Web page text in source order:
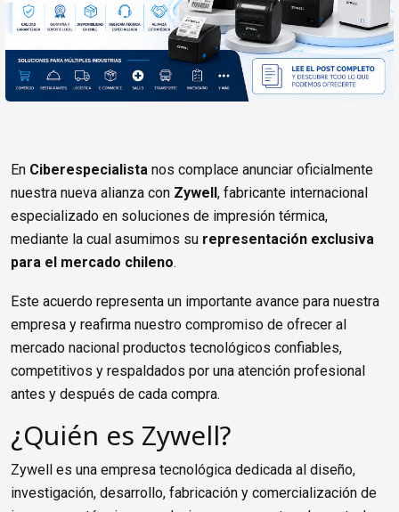
En Ciberespecialista nos complace anunciar oficialmente
nuestra nueva alianza con Zywell, fabricante internacional
especializado en soluciones de impresión térmica,
mediante la cual asumimos su representación exclusiva
para el mercado chileno.
Este acuerdo representa un importante avance para nuestra
empresa y reafirma nuestro compromiso de ofrecer al
mercado nacional productos tecnológicos confiables,
competitivos y respaldados por una atención profesional
antes y después de cada compra.
¿Quién es Zywell?
Zywell es una empresa tecnológica dedicada al diseño,
investigación, desarrollo, fabricación y comercialización de